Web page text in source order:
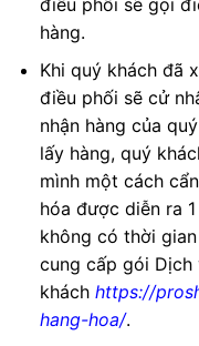
hàng.
Khi quý khách đã
điều phối sẽ cử
nhận hàng của
lấy hàng, quý
mình một cách
hóa được diễn ra
không có thời
cung cấp gói
khách https://
hang-hoa/.